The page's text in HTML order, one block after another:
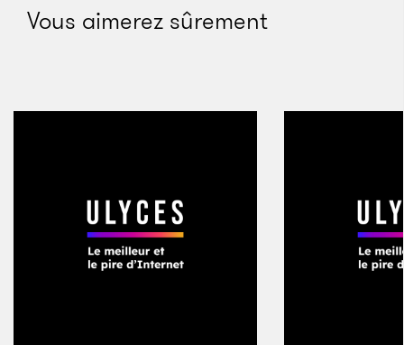
flottant du monde : 160 000 panneaux solaires posés
de la population de la Finlande ou du Danemark.
Et pendant toute une semaine, du 17 au 23 juin
derniers, sans interruption, elle a vécu uniquement
Vous aimerez sûrement